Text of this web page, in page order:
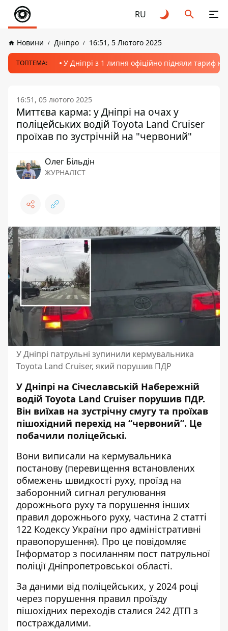
RU
Новини Дніпро 16:51, 5 Лютого 2025
ТОПТЕМА: У Дніпрі з 1 липня офіційно підняли тариф
16:51, 05 лютого 2025
Миттєва карма: у Дніпрі на очах у
поліцейських водій Toyota Land Cruiser
проїхав по зустрічній на "червоний"
Олег Більдін
ЖУРНАЛІСТ
У Дніпрі патрульні зупинили кермувальника
Toyota Land Cruiser, який порушив ПДР
У Дніпрі на Січеславській Набережній
водій Toyota Land Cruiser порушив ПДР.
Він виїхав на зустрічну смугу та проїхав
пішохідний перехід на “червоний”. Це
побачили поліцейські.
Вони виписали на кермувальника
постанову (перевищення встановлених
обмежень швидкості руху, проїзд на
заборонний сигнал регулювання
дорожнього руху та порушення інших
правил дорожнього руху, частина 2 статті
122 Кодексу України про адміністративні
правопорушення). Про це повідомляє
Інформатор з посиланням пост патрульної
поліції Дніпропетровської області.
За даними від поліцейських, у 2024 році
через порушення правил проїзду
пішохідних переходів сталися 242 ДТП з
постраждалими.